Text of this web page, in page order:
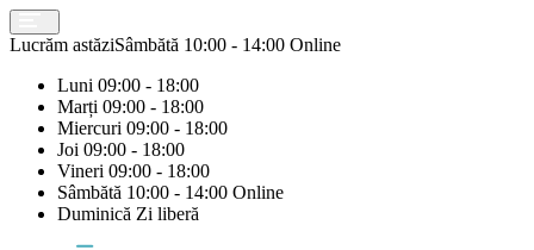
Lucrăm astăziSâmbătă 10:00 - 14:00 Online
Luni 09:00 - 18:00
Marți 09:00 - 18:00
Miercuri 09:00 - 18:00
Joi 09:00 - 18:00
Vineri 09:00 - 18:00
Sâmbătă 10:00 - 14:00 Online
Duminică Zi liberă